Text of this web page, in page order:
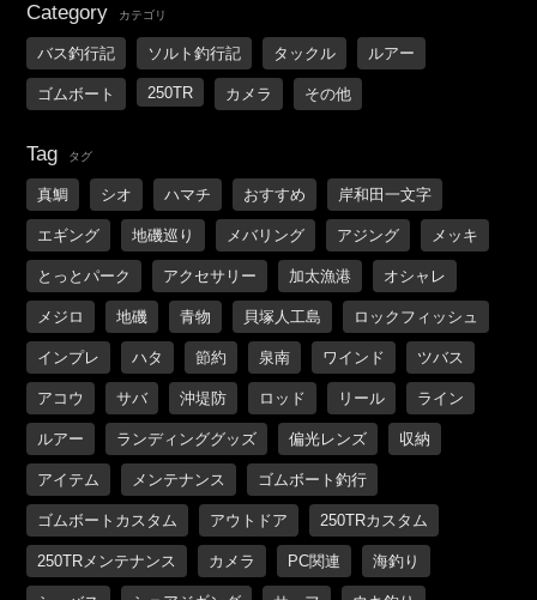
Category カテゴリ
バス釣行記 ソルト釣行記 タックル ルアー
ゴムボート 250TR カメラ その他
Tag タグ
真鯛 シオ ハマチ おすすめ 岸和田一文字
エギング 地磯巡り メバリング アジング メッキ
とっとパーク アクセサリー 加太漁港 オシャレ
メジロ 地磯 青物 貝塚人工島 ロックフィッシュ
インプレ ハタ 節約 泉南 ワインド ツバス
アコウ サバ 沖堤防 ロッド リール ライン
ルアー ランディンググッズ 偏光レンズ 収納
アイテム メンテナンス ゴムボート釣行
ゴムボートカスタム アウトドア 250TRカスタム
250TRメンテナンス カメラ PC関連 海釣り